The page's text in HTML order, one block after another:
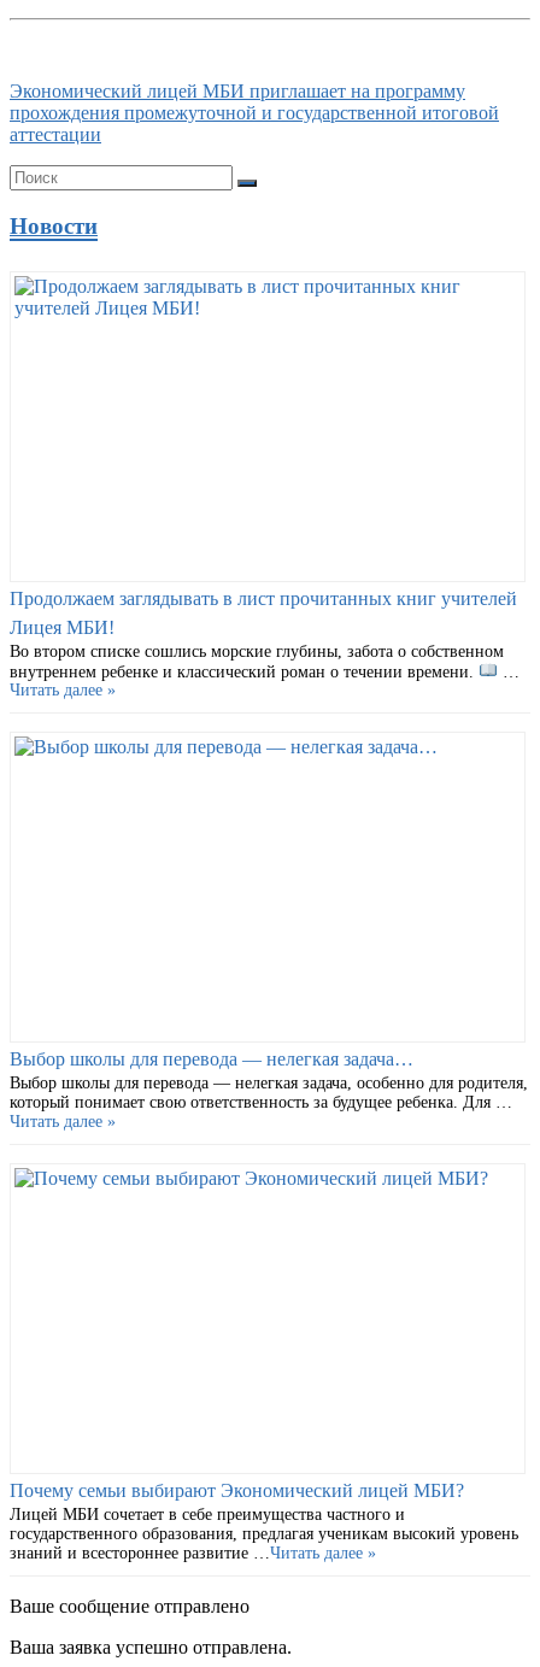
Экономический лицей МБИ приглашает на программу
прохождения промежуточной и государственной итоговой
аттестации
Новости
Продолжаем заглядывать в лист прочитанных книг учителей
Лицея МБИ!
Во втором списке сошлись морские глубины, забота о собственном
внутреннем ребенке и классический роман о течении времени.
Читать далее »
Выбор школы для перевода — нелегкая задача…
Выбор школы для перевода — нелегкая задача, особенно для родителя,
который понимает свою ответственность за будущее ребенка. Для …
Читать далее »
Почему семьи выбирают Экономический лицей МБИ?
Лицей МБИ сочетает в себе преимущества частного и
государственного образования, предлагая ученикам высокий уровень
знаний и всестороннее развитие …Читать далее »
Ваше сообщение отправлено
Ваша заявка успешно отправлена.